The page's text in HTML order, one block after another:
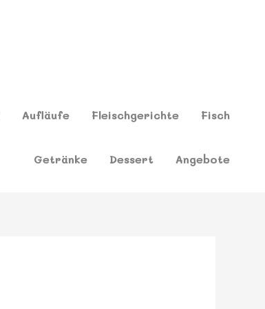
Aufläufe Fleischgerichte Fisch
Getränke Dessert Angebote